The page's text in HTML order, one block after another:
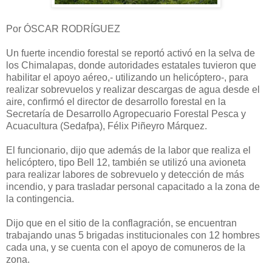
Por ÓSCAR RODRÍGUEZ
Un fuerte incendio forestal se reportó activó en la selva de
los Chimalapas, donde autoridades estatales tuvieron que
habilitar el apoyo aéreo,- utilizando un helicóptero-, para
realizar sobrevuelos y realizar descargas de agua desde el
aire, confirmó el director de desarrollo forestal en la
Secretaría de Desarrollo Agropecuario Forestal Pesca y
Acuacultura (Sedafpa), Félix Piñeyro Márquez.
El funcionario, dijo que además de la labor que realiza el
helicóptero, tipo Bell 12, también se utilizó una avioneta
para realizar labores de sobrevuelo y detección de más
incendio, y para trasladar personal capacitado a la zona de
la contingencia.
Dijo que en el sitio de la conflagración, se encuentran
trabajando unas 5 brigadas institucionales con 12 hombres
cada una, y se cuenta con el apoyo de comuneros de la
zona.